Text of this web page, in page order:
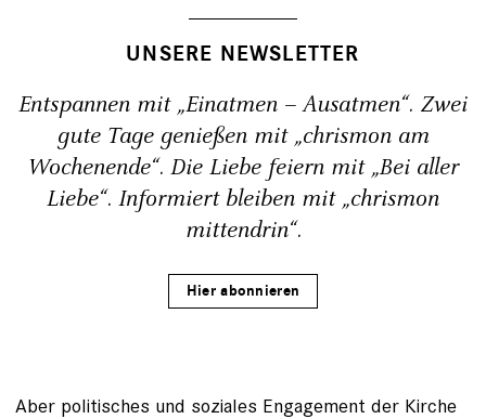
UNSERE NEWSLETTER
Entspannen mit „Einatmen – Ausatmen“. Zwei
gute Tage genießen mit „chrismon am
Wochenende“. Die Liebe feiern mit „Bei aller
Liebe“. Informiert bleiben mit „chrismon
mittendrin“.
Hier abonnieren
Aber politisches und soziales Engagement der Kirche